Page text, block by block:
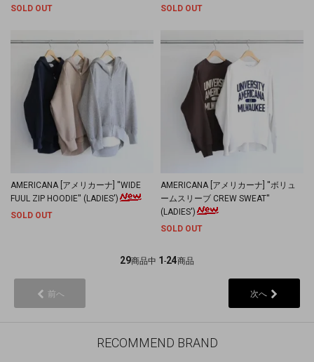
SOLD OUT
SOLD OUT
AMERICANA [アメリカーナ] ''WIDE
FUUL ZIP HOODIE'' (LADIES')
SOLD OUT
AMERICANA [アメリカーナ] ''ボリュ
ームスリーブ CREW SWEAT''
(LADIES')
SOLD OUT
29商品中 1 -24商品
前へ 次へ
RECOMMEND BRAND